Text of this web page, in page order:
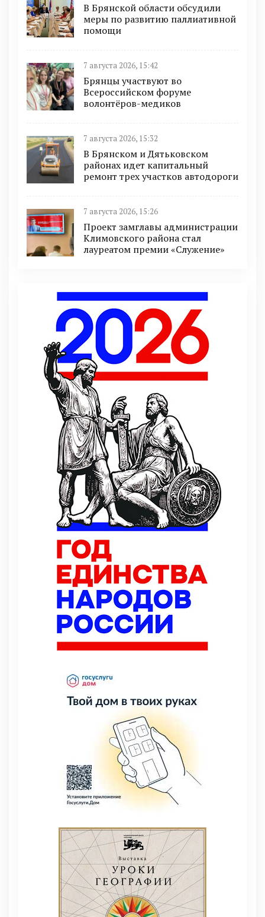
В Брянской области обсудили
меры по развитию паллиативной
помощи
7 августа 2026, 15:42
Брянцы участвуют во
Всероссийском форуме
волонтёров-медиков
7 августа 2026, 15:32
В Брянском и Дятьковском
районах идет капитальный
ремонт трех участков автодороги
7 августа 2026, 15:26
Проект замглавы администрации
Климовского района стал
лауреатом премии «Служение»